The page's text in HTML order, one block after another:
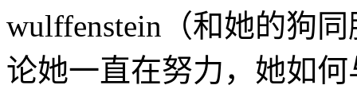
wulffenstein（和她的狗
论她一直在努力，她如